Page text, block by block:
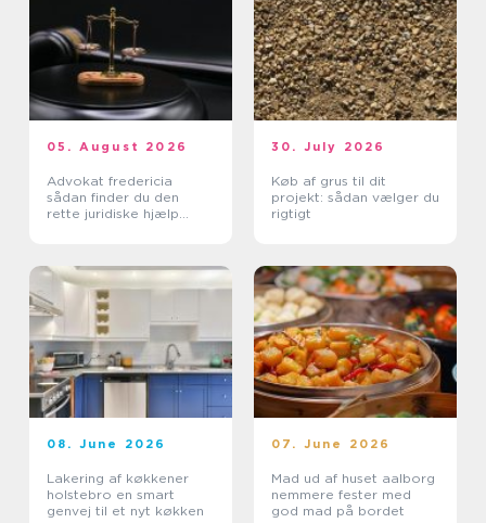
05. August 2026
Advokat fredericia
sådan finder du den
rette juridiske hjælp
30. July 2026
Køb af grus til dit
projekt: sådan vælger du
rigtigt
08. June 2026
Lakering af køkkener
holstebro en smart
genvej til et nyt køkken
07. June 2026
Mad ud af huset aalborg
nemmere fester med
god mad på bordet